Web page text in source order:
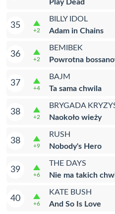
Play Dead
35
+2
BILLY IDOL
Adam in Chains
36
+2
BEMIBEK
Powrotna
37
+4
BAJM
Ta sama chwila
38
+2
BRYGADA
Naokoło wieży
38
+9
RUSH
Nobody's Hero
39
+6
THE DAYS
Nie ma takich
40
+6
KATE BUSH
And So Is Love